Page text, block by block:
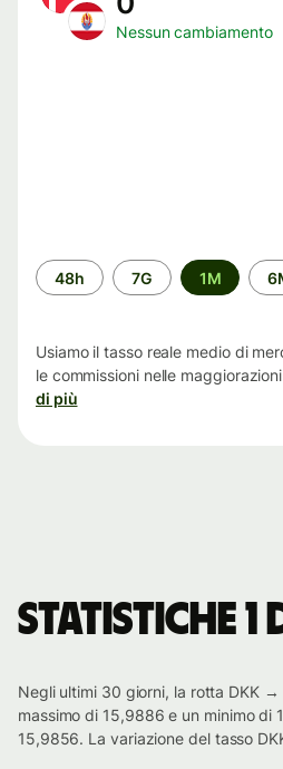
Nessun cambiamento
Periodo
di
48h 7G 1M
Usiamo il tasso reale medio di
le commissioni nelle
di più
Statistiche 1
Negli ultimi 30 giorni, la rotta DKK →
massimo di 15,9886 e un minimo di
15,9856. La variazione del tasso